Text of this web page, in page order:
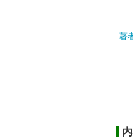
著